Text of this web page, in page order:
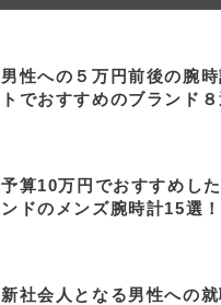
男性への５万円前後の腕
トでおすすめのブランド８
予算10万円でおすすめし
ンドのメンズ腕時計15選！
新社会人となる男性への